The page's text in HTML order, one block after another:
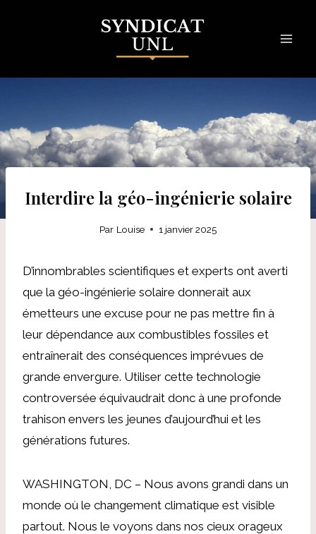
Interdire la géo-ingénierie solaire
Par Louise 1 janvier 2025
D’innombrables scientifiques et experts ont averti
que la géo-ingénierie solaire donnerait aux
émetteurs une excuse pour ne pas mettre fin à
leur dépendance aux combustibles fossiles et
entraînerait des conséquences imprévues de
grande envergure. Utiliser cette technologie
controversée équivaudrait donc à une profonde
trahison envers les jeunes d’aujourd’hui et les
générations futures.
WASHINGTON, DC – Nous avons grandi dans un
monde où le changement climatique est visible
partout. Nous le voyons dans nos cieux orageux